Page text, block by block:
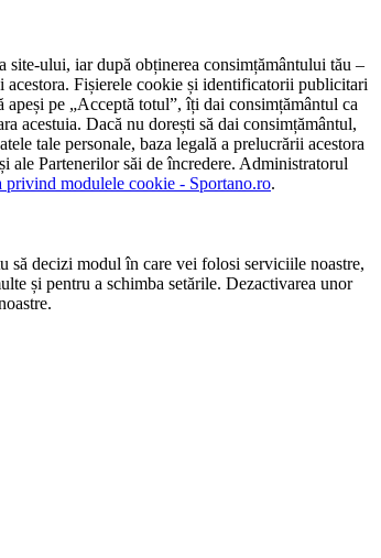
ului, iar după obținerea consimțământului tău –
acestora. Fișierele cookie și identificatorii publicitari
pe „Acceptă totul”, îți dai consimțământul ca
acestuia. Dacă nu dorești să dai consimțământul,
tale personale, baza legală a prelucrării acestora
Partenerilor săi de încredere. Administratorul
modulele cookie - Sportano.ro.
să decizi modul în care vei folosi serviciile noastre,
și pentru a schimba setările. Dezactivarea unor